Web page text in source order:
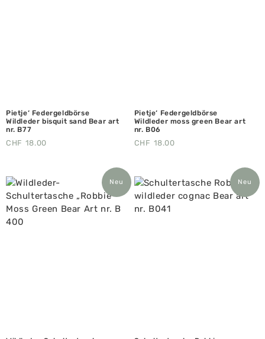
Pietje‘ Federgeldbörse
Wildleder bisquit sand Bear art
nr. B77
CHF 18.00
Pietje‘ Federgeldbörse
Wildleder moss green Bear art
nr. B06
CHF 18.00
Neu Neu